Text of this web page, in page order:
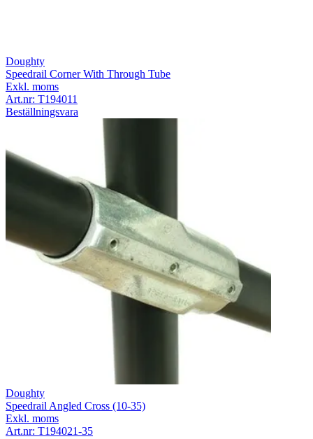
Doughty
Speedrail Corner With Through Tube
Exkl. moms
Art.nr: T194011
Beställningsvara
Doughty
Speedrail Angled Cross (10-35)
Exkl. moms
Art.nr: T194021-35